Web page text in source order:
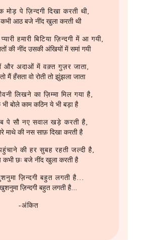
मोड़ पे ज़िन्दगी दिखा करती थी,
आठ बजे नींद खुला करती थी
हमारी बिटिया ज़िन्दगी में आ गयी,
की नींद उसकी अंखियों में समां गयी
और अदाओं में वक़्त गुज़र जाता,
मैं हँसता वो रोती तो झुंझला जाता
लिखने का ज़िम्मा मिल गया है,
बोले काम कठिन ये भी बड़ा है
पे सौ नए सवाल खड़े करती है,
की नस साफ़ दिखा करती है
की हर सुबह रहती जल्दी है,
कभी छः बजे नींद खुला करती है
ज़िन्दगी बहुत लगती है...
ज़िन्दगी बहुत लगती है...
-अंकित